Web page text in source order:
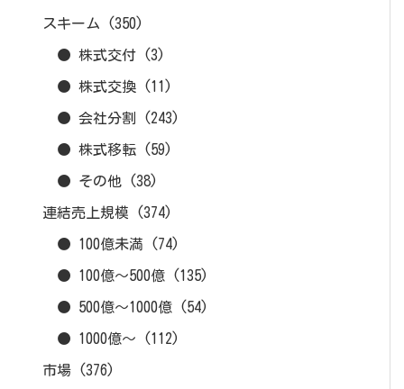
スキーム (350)
● 株式交付 (3)
● 株式交換 (11)
● 会社分割 (243)
● 株式移転 (59)
● その他 (38)
連結売上規模 (374)
● 100億未満 (74)
● 100億～500億 (135)
● 500億～1000億 (54)
● 1000億～ (112)
市場 (376)